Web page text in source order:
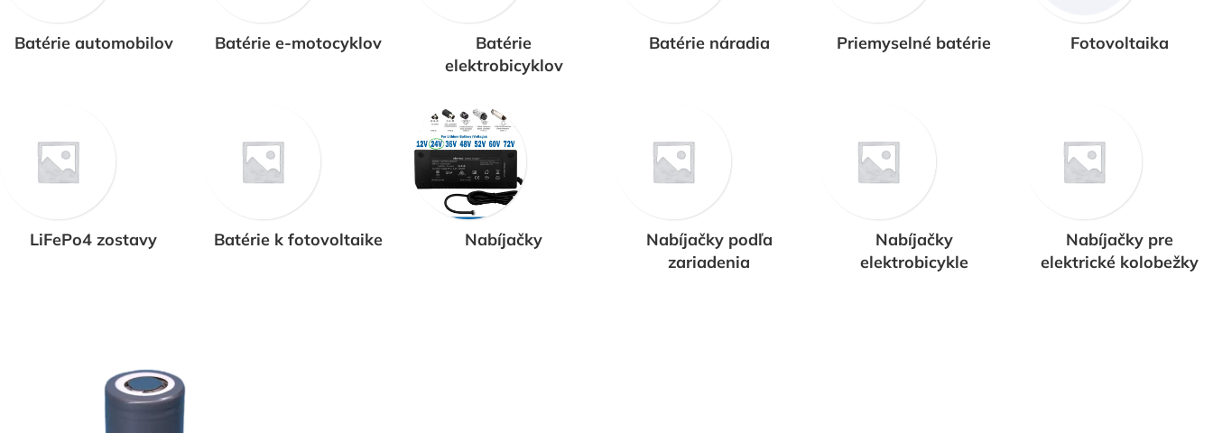
-Repas batérie je štandardný postup pri ktorom sa batéria uvedenie do stavu ako za nova prípadne aj lepšieho. Nie je s tým spojené žiadne obmedzenie alebo nižšia kvalita
ako pôvodná originálna batéria. Pod repasom rozumieme kompletnú výmenu článkov, pripadne kontrolných vodičov a ochrannej elektroniky BMS.
-Navýšenie kapacity, životnosti a kvality
-Čistenie batérie a znovu zaizolovanie batérie.
-Finálny test nabíjania a vybíjania
Batérie automobilov Batérie e-motocyklov
Batérie
elektrobicyklov
Batérie náradia Priemyselné batérie Fotovoltaika
LiFePo4 zostavy Batérie k fotovoltaike Nabíjačky
Nabíjačky podľa
zariadenia
Nabíjačky
elektrobicykle
Nabíjačky pre
elektrické kolobežky